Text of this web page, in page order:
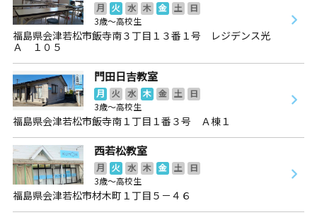
月 火 水 木 金 土
日
3歳～高校生
福島県会津若松市飯寺南３丁目１３番１号 レジデンス光
Ａ １０５
門田日吉教室
月 火 水 木 金 土
日
3歳～高校生
福島県会津若松市飯寺南１丁目１番３号 Ａ棟１
西若松教室
月 火 水 木 金 土
日
3歳～高校生
福島県会津若松市材木町１丁目５－４６